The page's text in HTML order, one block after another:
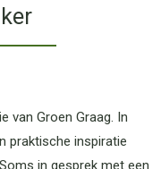
van Groen Graag. In
praktische inspiratie
in gesprek met een